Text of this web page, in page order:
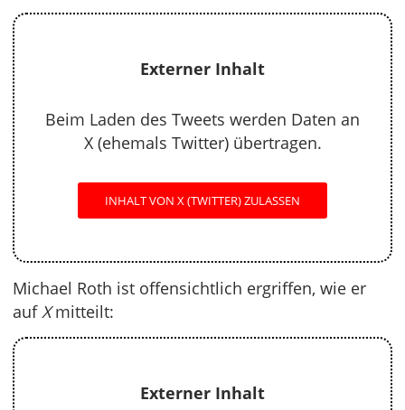
Externer Inhalt
Beim Laden des Tweets werden Daten an
X (ehemals Twitter) übertragen.
INHALT VON X (TWITTER) ZULASSEN
Michael Roth ist offensichtlich ergriffen, wie er
aufXmitteilt:
Externer Inhalt